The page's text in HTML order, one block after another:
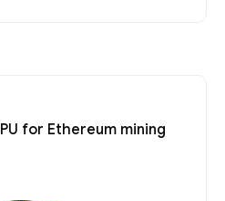
for Ethereum mining